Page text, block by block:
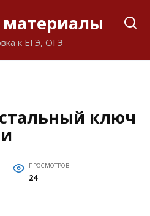
к ЕГЭ, ОГЭ
ключ
ПРОСМОТРОВ
24